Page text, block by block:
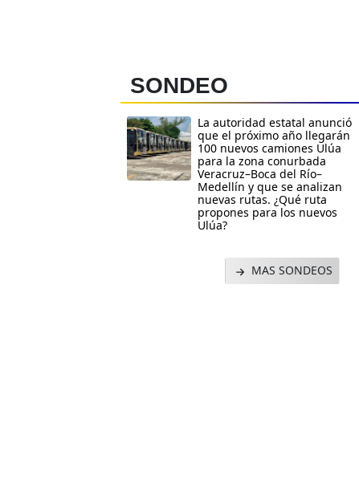
SONDEO
La autoridad estatal anunció
que el próximo año llegarán
100 nuevos camiones Ulúa
para la zona conurbada
Veracruz–Boca del Río–
Medellín y que se analizan
nuevas rutas. ¿Qué ruta
propones para los nuevos
Ulúa?
MAS SONDEOS